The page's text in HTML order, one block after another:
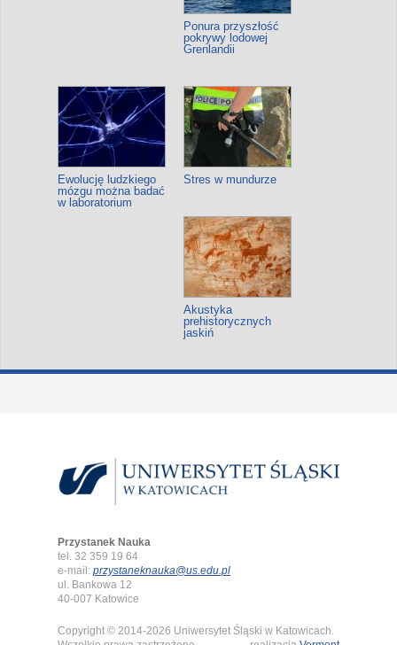
Ponura przyszłość
pokrywy lodowej
Grenlandii
Ewolucję ludzkiego
mózgu można badać
w laboratorium
Stres w mundurze
Akustyka
prehistorycznych
jaskiń
Przystanek Nauka
tel. 32 359 19 64
e-mail: przystaneknauka@us.edu.pl
ul. Bankowa 12
40-007 Katowice
Copyright © 2014-2026 Uniwersytet Śląski w Katowicach.